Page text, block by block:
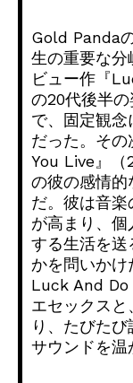
Gold Panda
生の重要な分
ビュー作『
の20代後半
で、 固定観
だった。 その
You Live』（
の彼の感情的
だ。 彼は音楽
が高まり、 個
する生活を送
かを問いかけ
Luck And Do
エセックスと
り、 たびたび
サウンドを温